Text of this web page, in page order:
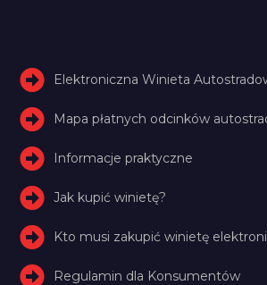
Elektroniczna Winieta
Mapa płatnych odcinków
Informacje praktyczne
Jak kupić winietę?
Kto musi zakupić winietę
Regulamin dla Konsumentów